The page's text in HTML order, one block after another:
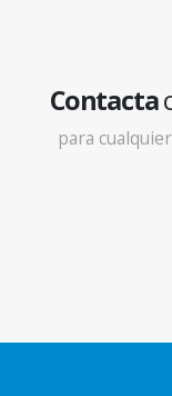
Contacta
para